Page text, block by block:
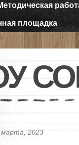
площадка
2023